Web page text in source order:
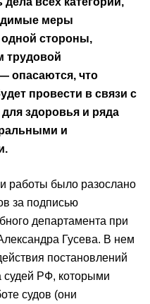
меры
одной стороны,
трудовой
опасаются, что
провести в связи с
здоровья и ряда
и
работы было разослано
за подписью
департамента при
Гусева. В нем
постановлений
РФ, которыми
судов (они